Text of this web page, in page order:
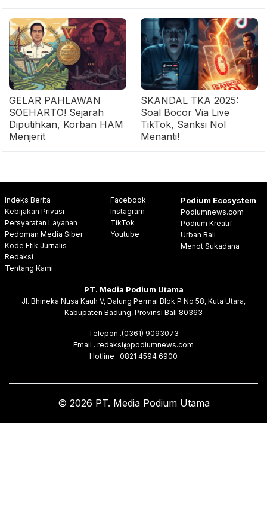
GELAR PAHLAWAN
SOEHARTO! Sejarah
Diputihkan, Korban HAM
Menjerit
SKANDAL TKA 2025:
Soal Bocor Via Live
TikTok, Sanksi Nol
Menanti!
Indeks Berita
Kebijakan Privasi
Persyaratan Layanan
Pedoman Media Siber
Kode Etik Jurnalis
Redaksi
Tentang Kami
Facebook
Instagram
TikTok
Youtube
Podium Ecosystem
Podiumnews.com
Podium Kreatif
Urban Bali
Menot Sukadana
PT. Media Podium Utama
Jl. Bhineka Nusa Kauh V, Dalung Permai Blok P No 58, Kuta Utara,
Kabupaten Badung, Provinsi Bali 80363
Telepon .(0361) 9093073
Email . redaksi@podiumnews.com
Hotline . 0821 4594 6900
© 2026 PT. Media Podium Utama